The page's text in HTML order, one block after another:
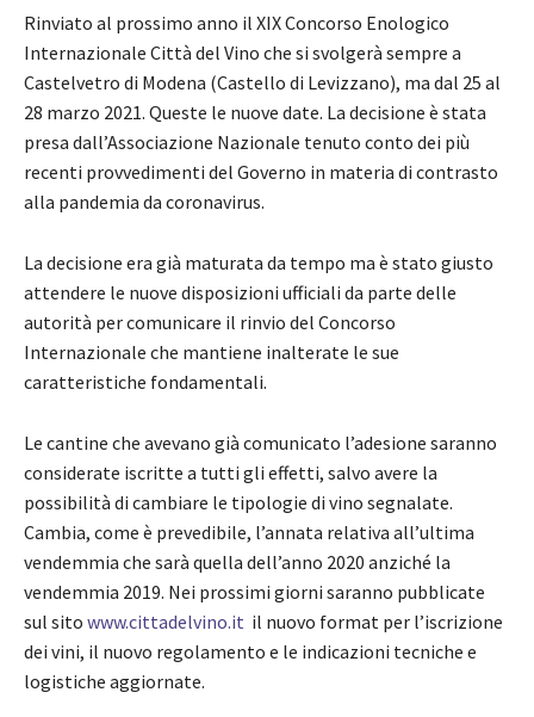
Rinviato al prossimo anno il XIX Concorso Enologico
Internazionale Città del Vino che si svolgerà sempre a
Castelvetro di Modena (Castello di Levizzano), ma dal 25 al
28 marzo 2021. Queste le nuove date. La decisione è stata
presa dall’Associazione Nazionale tenuto conto dei più
recenti provvedimenti del Governo in materia di contrasto
alla pandemia da coronavirus.
La decisione era già maturata da tempo ma è stato giusto
attendere le nuove disposizioni ufficiali da parte delle
autorità per comunicare il rinvio del Concorso
Internazionale che mantiene inalterate le sue
caratteristiche fondamentali.
Le cantine che avevano già comunicato l’adesione saranno
considerate iscritte a tutti gli effetti, salvo avere la
possibilità di cambiare le tipologie di vino segnalate.
Cambia, come è prevedibile, l’annata relativa all’ultima
vendemmia che sarà quella dell’anno 2020 anziché la
vendemmia 2019. Nei prossimi giorni saranno pubblicate
sul sito www.cittadelvino.it il nuovo format per l’iscrizione
dei vini, il nuovo regolamento e le indicazioni tecniche e
logistiche aggiornate.